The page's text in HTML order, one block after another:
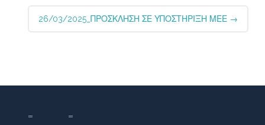
26/03/2025_ΠΡΟΣΚΛΗΣΗ ΣΕ ΥΠΟΣΤΗΡΙΞΗ ΜΕΕ →